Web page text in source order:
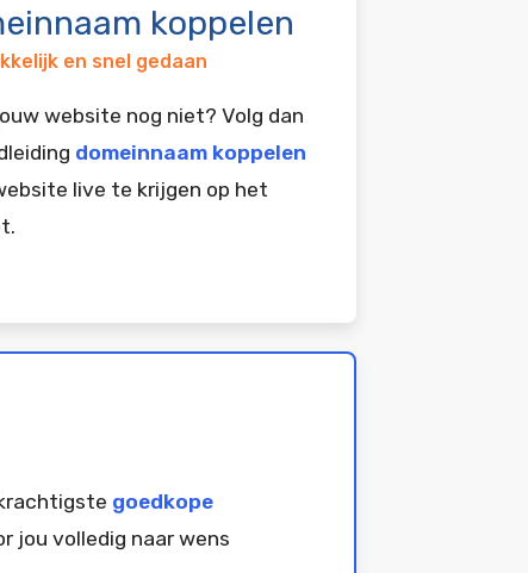
koppelen
en snel gedaan
website nog niet? Volg dan
domeinnaam koppelen
live te krijgen op het
goedkope
jou volledig naar wens